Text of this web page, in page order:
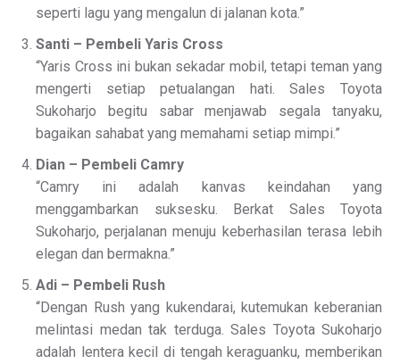
seperti lagu yang mengalun di jalanan kota.”
Santi – Pembeli Yaris Cross
“Yaris Cross ini bukan sekadar mobil, tetapi teman yang
mengerti setiap petualangan hati. Sales Toyota
Sukoharjo begitu sabar menjawab segala tanyaku,
bagaikan sahabat yang memahami setiap mimpi.”
Dian – Pembeli Camry
“Camry ini adalah kanvas keindahan yang
menggambarkan suksesku. Berkat Sales Toyota
Sukoharjo, perjalanan menuju keberhasilan terasa lebih
elegan dan bermakna.”
Adi – Pembeli Rush
“Dengan Rush yang kukendarai, kutemukan keberanian
melintasi medan tak terduga. Sales Toyota Sukoharjo
adalah lentera kecil di tengah keraguanku, memberikan